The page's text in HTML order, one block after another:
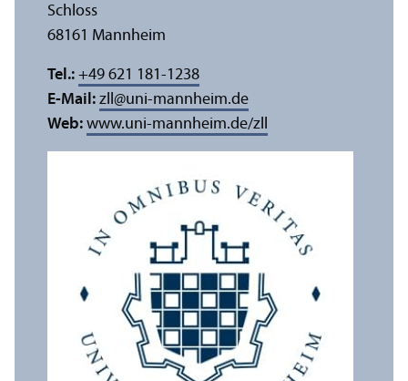
Schloss
68161 Mannheim
Tel.: +49 621 181-1238
E-Mail: zll@uni-mannheim.de
Web: www.uni-mannheim.de/zll